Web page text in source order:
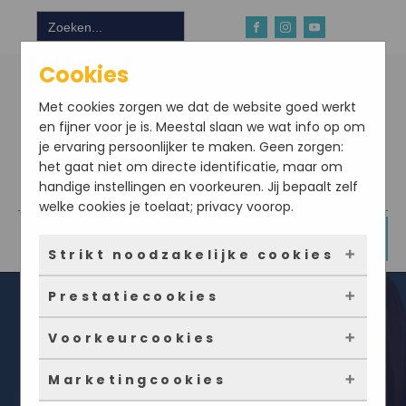
Zoek
naar:
Download hier onze app
Hoe belangrijk is ons bioritme?
Cookies
Met cookies zorgen we dat de website goed werkt
en fijner voor je is. Meestal slaan we wat info op om
je ervaring persoonlijker te maken. Geen zorgen:
het gaat niet om directe identificatie, maar om
handige instellingen en voorkeuren. Jij bepaalt zelf
welke cookies je toelaat; privacy voorop.
Strikt noodzakelijke cookies
Deze cookies zorgen ervoor dat de website
überhaupt werkt. Ze zijn dus altijd actief en
kunnen niet worden uitgezet. Meestal worden
ze alleen geplaatst als jij iets doet, zoals
inloggen, een formulier invullen of je
Prestatiecookies
Met deze cookies zien we hoe vaak onze site
bezocht wordt, waar bezoekers vandaan
komen en welke pagina’s populair zijn. Zo
Voorkeurcookies
Deze cookies onthouden jouw voorkeuren.
Marketingcookies